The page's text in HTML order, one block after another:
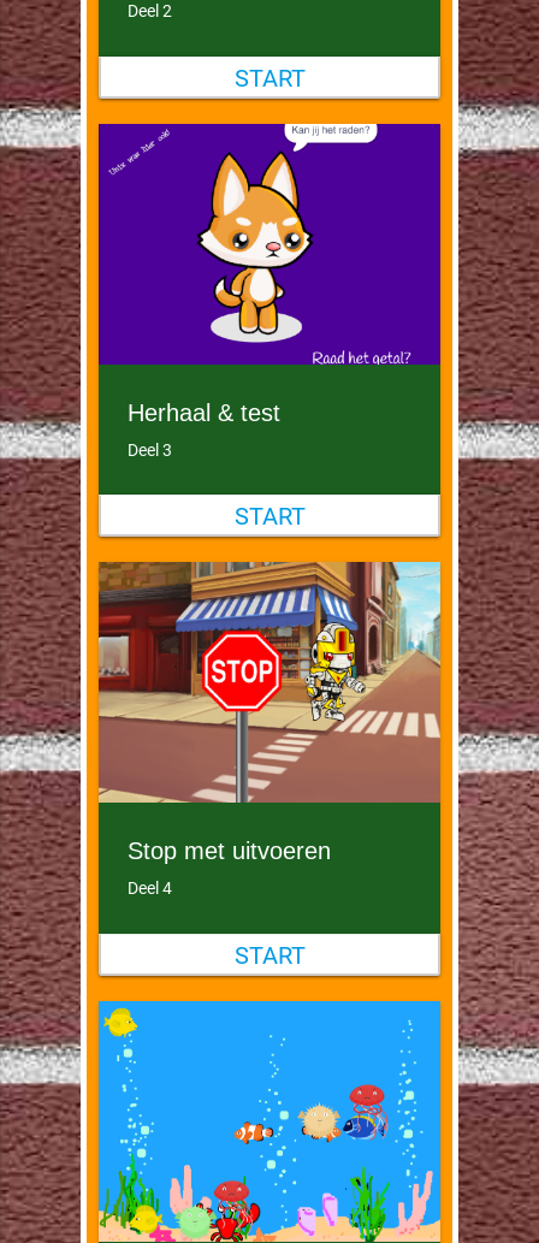
Deel 2
START
Herhaal & test
Deel 3
START
Stop met uitvoeren
Deel 4
START